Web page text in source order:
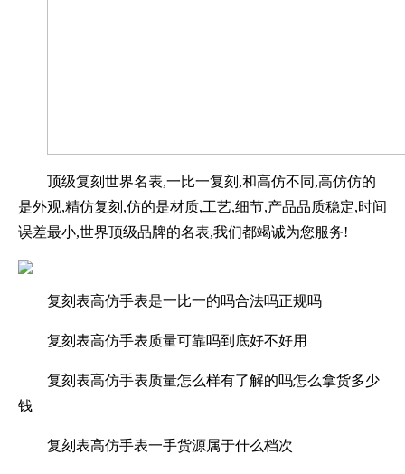
顶级复刻世界名表,一比一复刻,和高仿不同,高仿仿的
是外观,精仿复刻,仿的是材质,工艺,细节,产品品质稳定,时间
误差最小,世界顶级品牌的名表,我们都竭诚为您服务!
复刻表高仿手表是一比一的吗合法吗正规吗
复刻表高仿手表质量可靠吗到底好不好用
复刻表高仿手表质量怎么样有了解的吗怎么拿货多少
钱
复刻表高仿手表一手货源属于什么档次